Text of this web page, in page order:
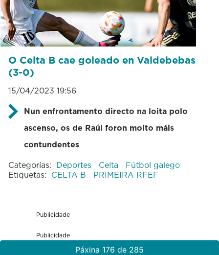
O Celta B cae goleado en Valdebebas
(3-0)
15/04/2023 19:56
Nun enfrontamento directo na loita polo
ascenso, os de Raúl foron moito máis
contundentes
Categorías: Deportes Celta
Fútbol galego
Etiquetas: CELTA B PRIMEIRA RFEF
Publicidade
Publicidade
Páxina 176 de 285